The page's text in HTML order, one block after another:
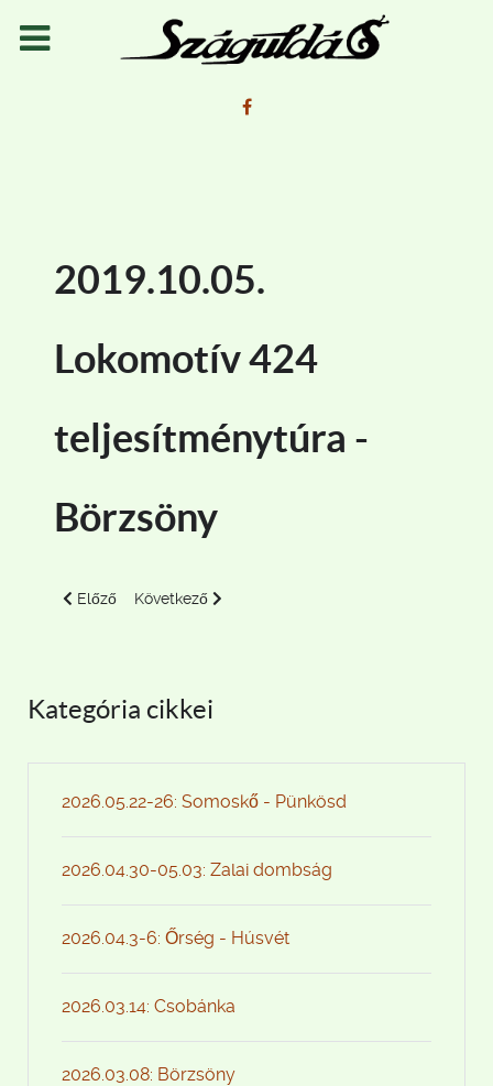
2019.10.05.
Lokomotív 424
teljesítménytúra -
Börzsöny
Előző cikk: 2018.12.29-2019.01.01 Borsosberény
Előző Következő cikk: 2019.10.05. Lokomotív 424
Következő
Kategória cikkei
2026.05.22-26: Somoskő - Pünkösd
2026.04.30-05.03: Zalai dombság
2026.04.3-6: Őrség - Húsvét
2026.03.14: Csobánka
2026.03.08: Börzsöny